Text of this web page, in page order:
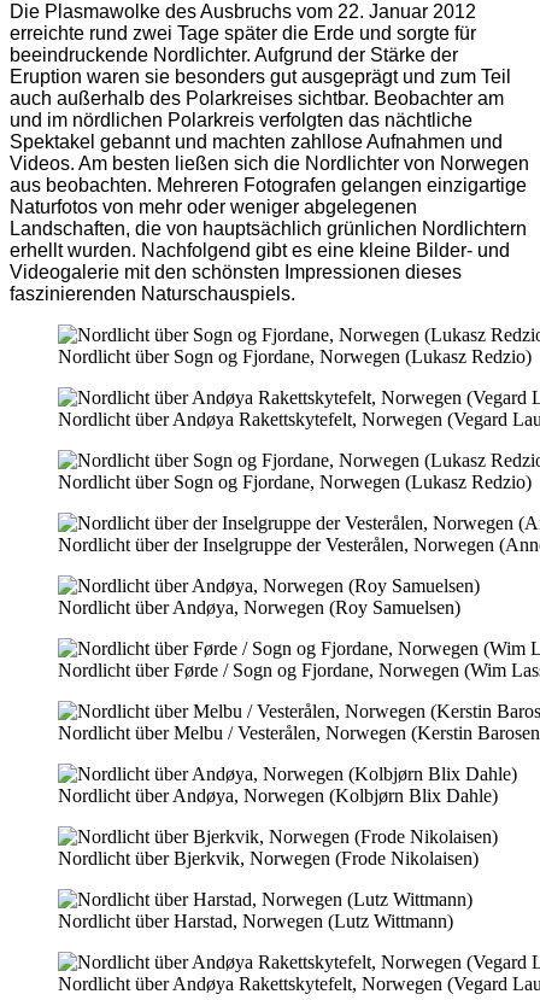
Die Plasmawolke des Ausbruchs vom 22. Januar 2012
erreichte rund zwei Tage später die Erde und sorgte für
beeindruckende Nordlichter. Aufgrund der Stärke der
Eruption waren sie besonders gut ausgeprägt und zum Teil
auch außerhalb des Polarkreises sichtbar. Beobachter am
und im nördlichen Polarkreis verfolgten das nächtliche
Spektakel gebannt und machten zahllose Aufnahmen und
Videos. Am besten ließen sich die Nordlichter von Norwegen
aus beobachten. Mehreren Fotografen gelangen einzigartige
Naturfotos von mehr oder weniger abgelegenen
Landschaften, die von hauptsächlich grünlichen Nordlichtern
erhellt wurden. Nachfolgend gibt es eine kleine Bilder- und
Videogalerie mit den schönsten Impressionen dieses
faszinierenden Naturschauspiels.
Nordlicht über Sogn og Fjordane, Norwegen (Lukasz Redzio)
Nordlicht über Andøya Rakettskytefelt, Norwegen (Vegard
Nordlicht über Sogn og Fjordane, Norwegen (Lukasz Redzio)
Nordlicht über der Inselgruppe der Vesterålen, Norwegen
Nordlicht über Andøya, Norwegen (Roy Samuelsen)
Nordlicht über Førde / Sogn og Fjordane, Norwegen (Wim
Nordlicht über Melbu / Vesterålen, Norwegen (Kerstin
Nordlicht über Andøya, Norwegen (Kolbjørn Blix Dahle)
Nordlicht über Bjerkvik, Norwegen (Frode Nikolaisen)
Nordlicht über Harstad, Norwegen (Lutz Wittmann)
Nordlicht über Andøya Rakettskytefelt, Norwegen (Vegard